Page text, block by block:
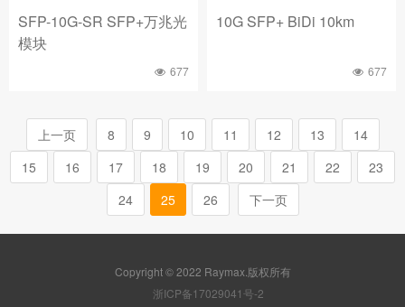
SFP-10G-SR SFP+万兆光
模块
677
10G SFP+ BiDi 10km
677
上一页 8 9 10 11 12 13
14
15
16 17 18 19 20 21 22
23
24
25 26 下一页
Copyright © 2022 Raymax.版权所有
浙ICP备17029041号-2